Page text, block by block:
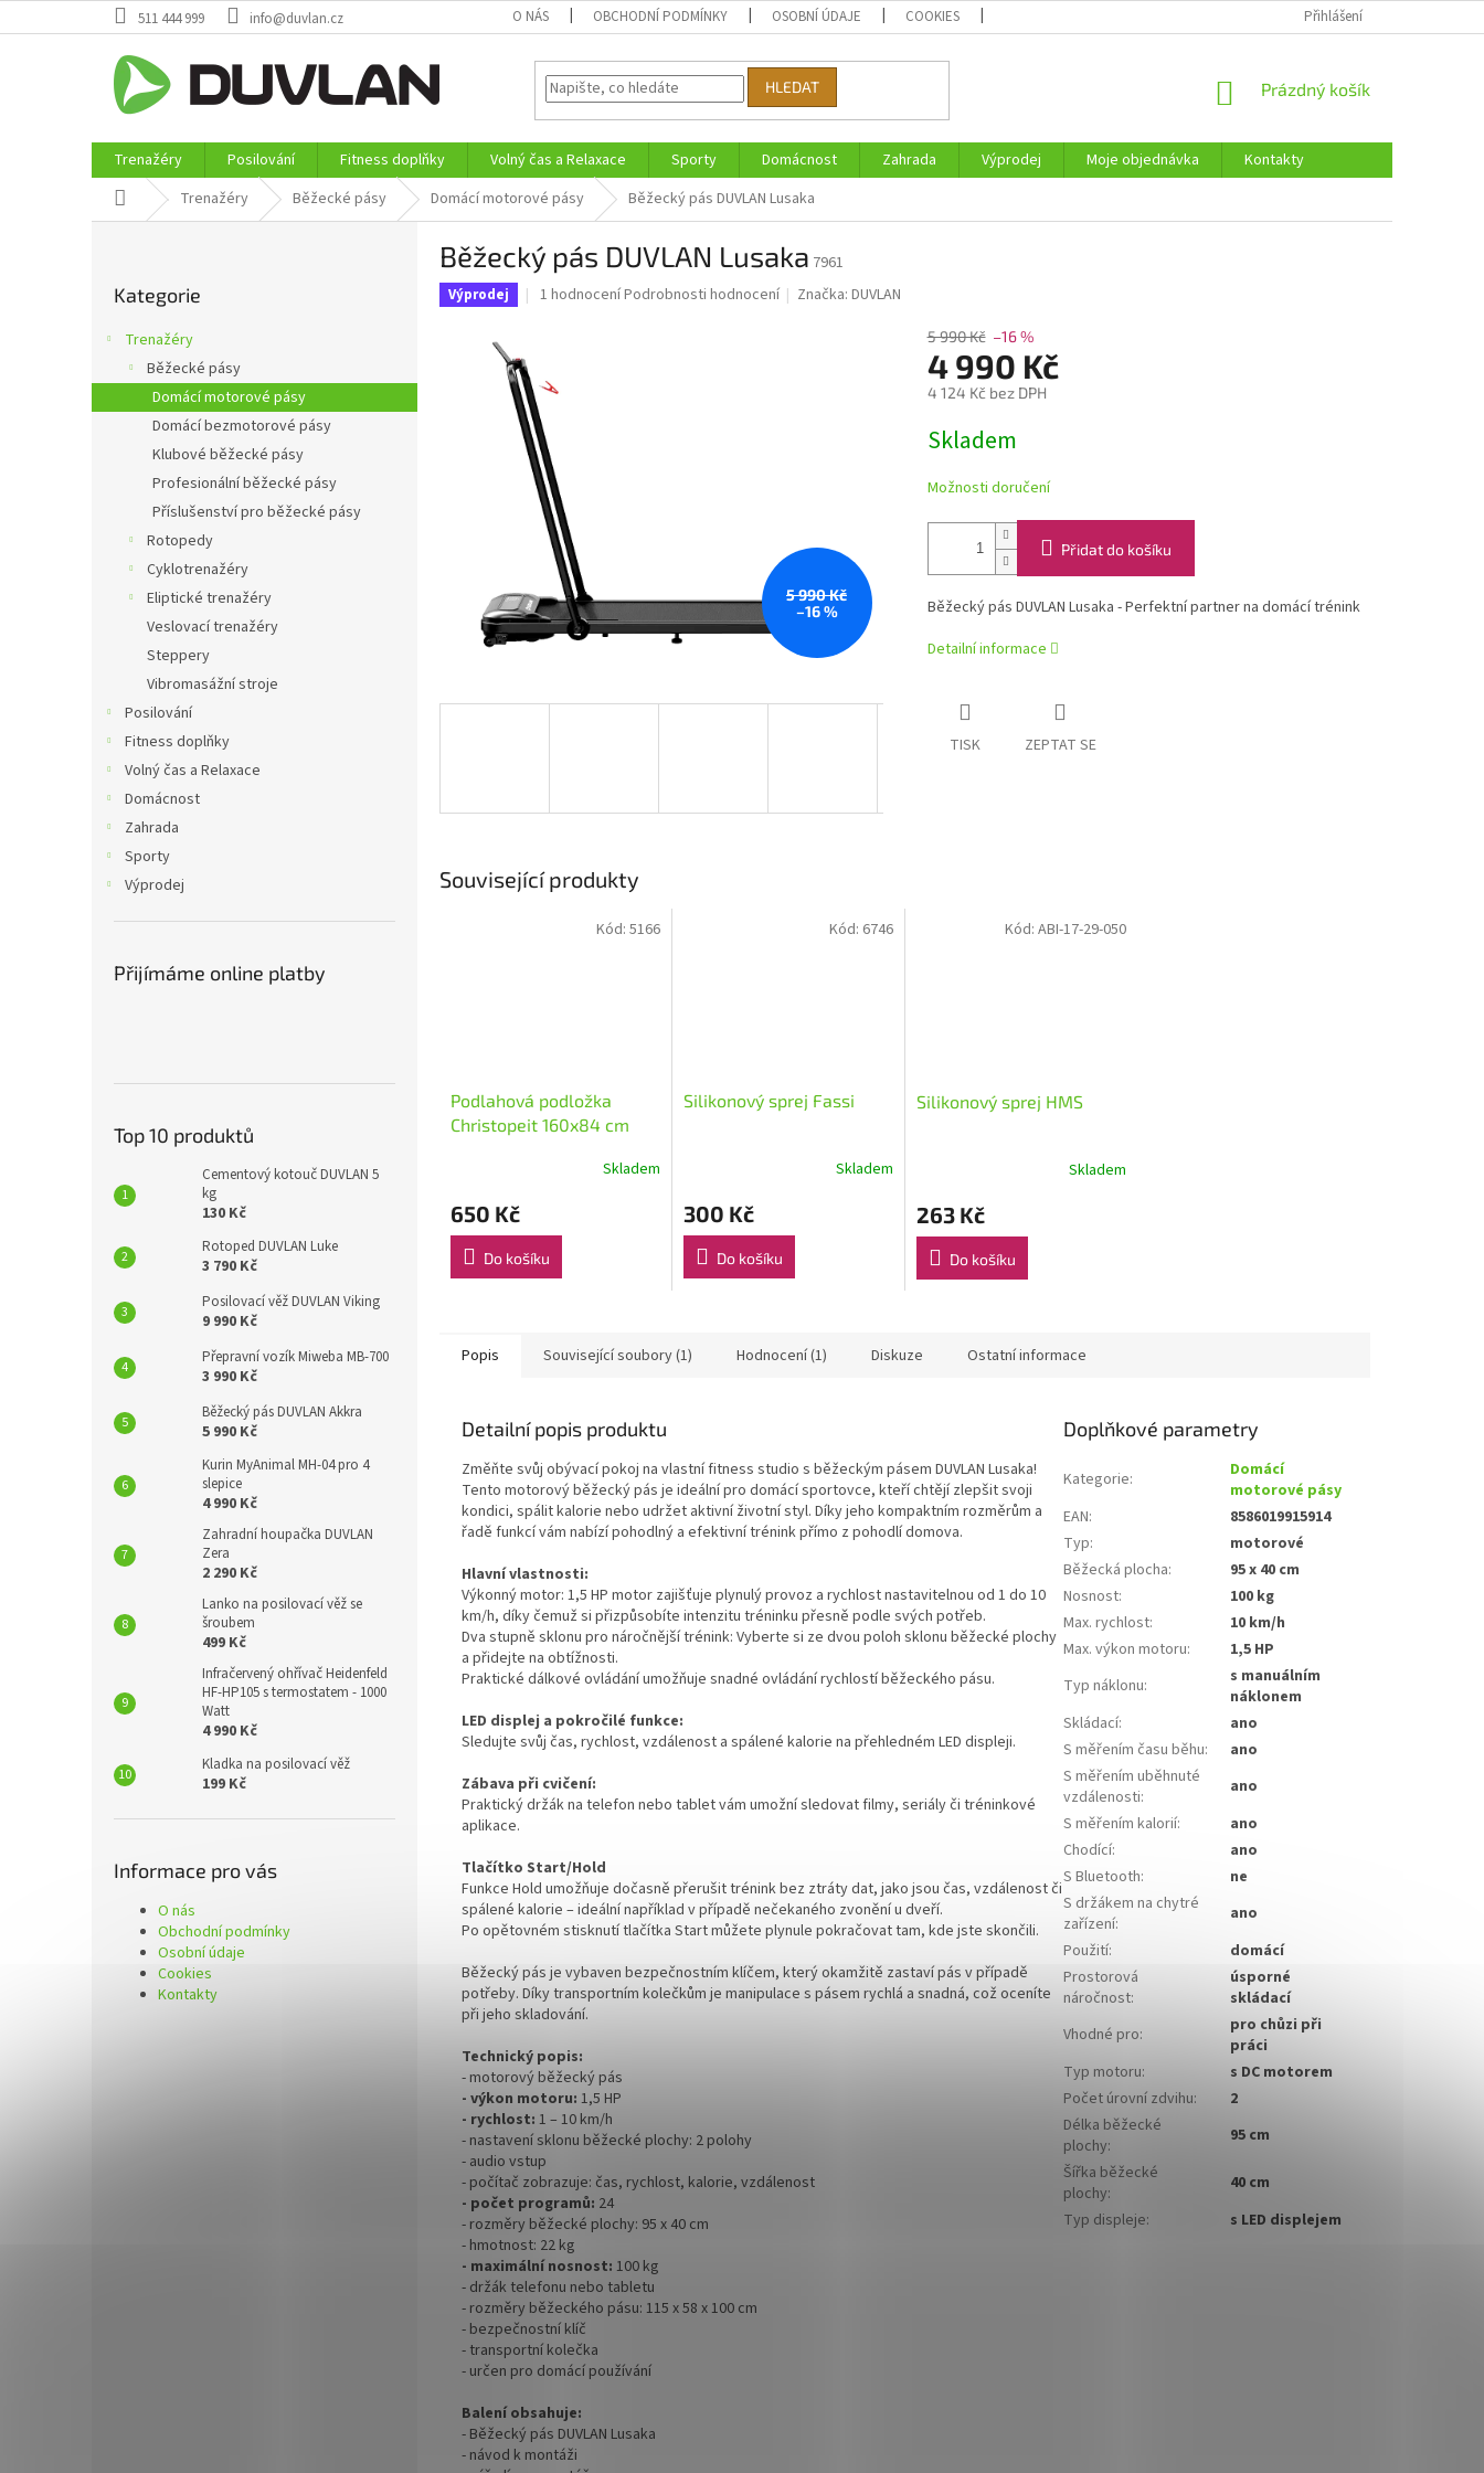
na
511 444 999 info@duvlan.cz O NÁS OBCHODNÍ PODMÍNKY OSOBNÍ ÚDAJE COOKIES Přihlášení
HLEDAT
NÁKUPNÍ
Prázdný košík
Trenažéry Posilování Fitness doplňky Volný čas a Relaxace Sporty Domácnost Zahrada Výprodej Moje objednávka
Kontakty
Domů Trenažéry Běžecké pásy Domácí motorové pásy Běžecký pás DUVLAN Lusaka
n
kategorie
Kategorie
Trenažéry
Běžecké pásy
Domácí motorové pásy
Domácí bezmotorové pásy
Klubové běžecké pásy
Profesionální běžecké pásy
Příslušenství pro běžecké pásy
Rotopedy
Cyklotrenažéry
Eliptické trenažéry
Veslovací trenažéry
Steppery
Vibromasážní stroje
Posilování
Fitness doplňky
Volný čas a Relaxace
Domácnost
Zahrada
Sporty
Výprodej
Přijímáme online platby
Top 10 produktů
Cementový kotouč DUVLAN 5
kg
130 Kč
Rotoped DUVLAN Luke
3 790 Kč
Posilovací věž DUVLAN Viking
9 990 Kč
Přepravní vozík Miweba MB-700
3 990 Kč
Běžecký pás DUVLAN Akkra
5 990 Kč
Kurin MyAnimal MH-04 pro 4
slepice
4 990 Kč
Zahradní houpačka DUVLAN
Zera
2 290 Kč
Lanko na posilovací věž se
šroubem
499 Kč
Infračervený ohřívač Heidenfeld
HF-HP105 s termostatem - 1000
Watt
4 990 Kč
Kladka na posilovací věž
199 Kč
Informace pro vás
O nás
Obchodní podmínky
Osobní údaje
Cookies
Kontakty
Běžecký pás DUVLAN Lusaka 7961
Výprodej
Průměrné
5,0
5
hvězdiček.
1 hodnoceníPodrobnosti hodnocení Značka:DUVLAN
5 990 Kč
–16 %
5 990 Kč –16 %
4 990 Kč
4 124 Kč bez DPH
cena:
Skladem
Možnosti doručení
Přidat do košíku
Běžecký pás DUVLAN Lusaka - Perfektní partner na domácí trénink
Detailní informace
TISK ZEPTAT SE
Související produkty
Podlahová podložka
Christopeit 160x84 cm
Skladem
650 Kč
Do košíku
Kód: 5166
Silikonový sprej Fassi
Skladem
300 Kč
Do košíku
Kód: 6746
Silikonový sprej HMS
Skladem
263 Kč
Do košíku
Kód:ABI-17-29-050
Popis Související soubory (1) Hodnocení (1) Diskuze Ostatní informace
Detailní popis produktu
Změňte svůj obývací pokoj na vlastní fitness studio s běžeckým pásem DUVLAN Lusaka!
Tento motorový běžecký pás je ideální pro domácí sportovce, kteří chtějí zlepšit svoji
kondici, spálit kalorie nebo udržet aktivní životní styl. Díky jeho kompaktním rozměrům a
řadě funkcí vám nabízí pohodlný a efektivní trénink přímo z pohodlí domova.
Hlavní vlastnosti:
Výkonný motor: 1,5 HP motor zajišťuje plynulý provoz a rychlost nastavitelnou od 1 do 10
km/h, díky čemuž si přizpůsobíte intenzitu tréninku přesně podle svých potřeb.
Dva stupně sklonu pro náročnější trénink: Vyberte si ze dvou poloh sklonu běžecké plochy
a přidejte na obtížnosti.
Praktické dálkové ovládání umožňuje snadné ovládání rychlostí běžeckého pásu.
LED displej a pokročilé funkce:
Sledujte svůj čas, rychlost, vzdálenost a spálené kalorie na přehledném LED displeji.
Zábava při cvičení:
Praktický držák na telefon nebo tablet vám umožní sledovat filmy, seriály či tréninkové
aplikace.
Tlačítko Start/Hold
Funkce Hold umožňuje dočasně přerušit trénink bez ztráty dat, jako jsou čas, vzdálenost či
spálené kalorie – ideální například v případě nečekaného zvonění u dveří.
Po opětovném stisknutí tlačítka Start můžete plynule pokračovat tam, kde jste skončili.
Běžecký pás je vybaven bezpečnostním klíčem, který okamžitě zastaví pás v případě
potřeby. Díky transportním kolečkům je manipulace s pásem rychlá a snadná, což oceníte
při jeho skladování.
Technický popis:
- motorový běžecký pás
- výkon motoru: 1,5 HP
- rychlost: 1 – 10 km/h
- nastavení sklonu běžecké plochy: 2 polohy
- audio vstup
- počítač zobrazuje: čas, rychlost, kalorie, vzdálenost
- počet programů: 24
- rozměry běžecké plochy: 95 x 40 cm
- hmotnost: 22 kg
- maximální nosnost: 100 kg
- držák telefonu nebo tabletu
- rozměry běžeckého pásu: 115 x 58 x 100 cm
- bezpečnostní klíč
- transportní kolečka
- určen pro domácí používání
Balení obsahuje:
- Běžecký pás DUVLAN Lusaka
- návod k montáži
Doplňkové parametry
Kategorie:
Domácí
motorové pásy
EAN:
8586019915914
Typ:
motorové
Běžecká plocha:
95 x 40 cm
Nosnost:
100 kg
Max. rychlost:
10 km/h
Max. výkon motoru:
1,5 HP
Typ náklonu:
s manuálním
náklonem
Skládací:
ano
S měřením času běhu:
ano
S měřením uběhnuté
vzdálenosti:
ano
S měřením kalorií:
ano
Chodící:
ano
S Bluetooth:
ne
S držákem na chytré
zařízení:
ano
Použití:
domácí
Prostorová
náročnost:
úsporné
skládací
Vhodné pro:
pro chůzi při
práci
Typ motoru:
s DC motorem
Počet úrovní zdvihu:
2
Délka běžecké
plochy:
95 cm
Šířka běžecké
plochy:
40 cm
Typ displeje: s LED displejem